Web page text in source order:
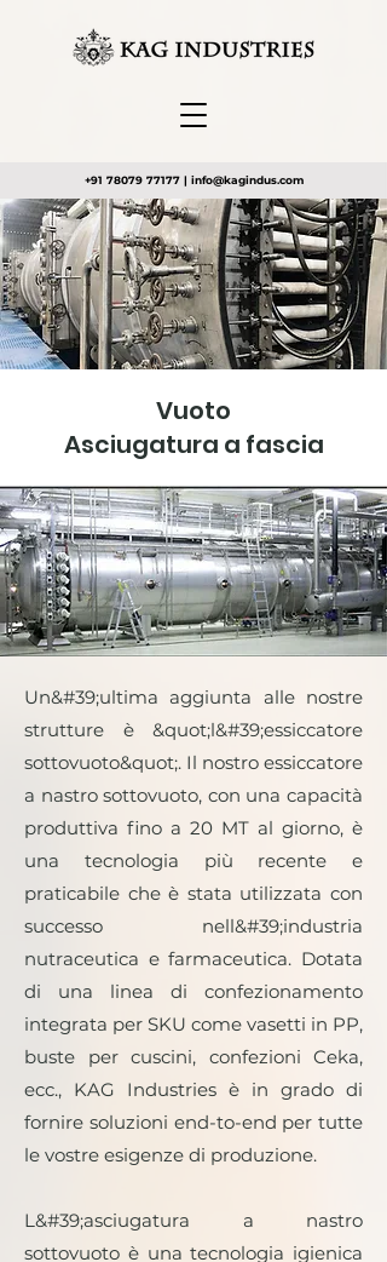
+91 78079 77177| info@kagindus.com
Vuoto
Asciugatura a fascia
Un&#39;ultima aggiunta alle nostre
strutture è &quot;l&#39;essiccatore
sottovuoto&quot;. Il nostro essiccatore
a nastro sottovuoto, con una capacità
produttiva fino a 20 MT al giorno, è
una tecnologia più recente e
praticabile che è stata utilizzata con
successo nell&#39;industria
nutraceutica e farmaceutica. Dotata
di una linea di confezionamento
integrata per SKU come vasetti in PP,
buste per cuscini, confezioni Ceka,
ecc., KAG Industries è in grado di
fornire soluzioni end-to-end per tutte
le vostre esigenze di produzione.
L&#39;asciugatura a nastro
sottovuoto è una tecnologia igienica